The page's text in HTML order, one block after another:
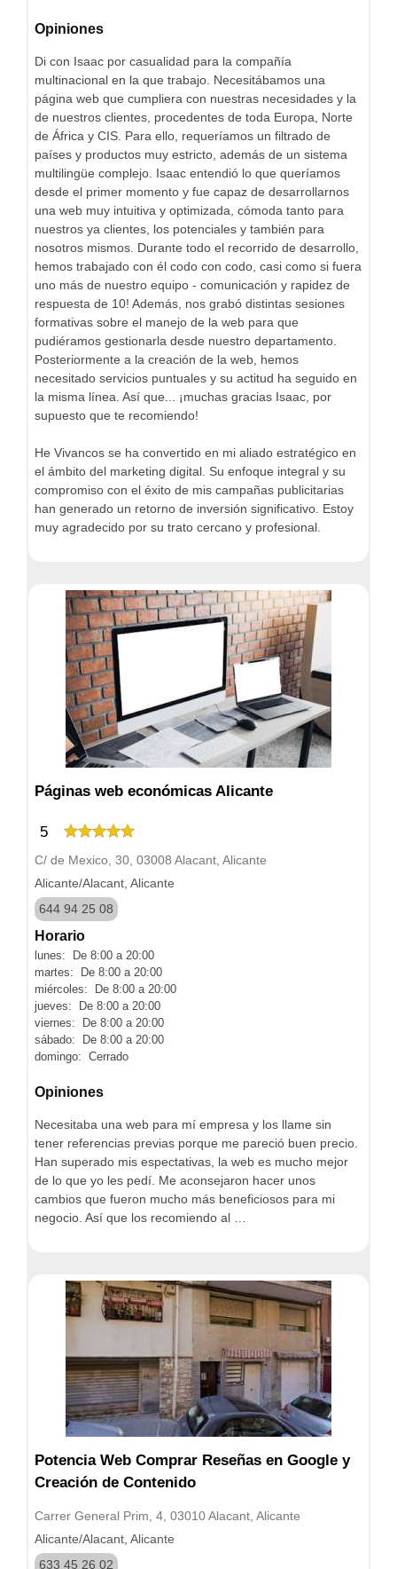
Opiniones
Di con Isaac por casualidad para la compañía
multinacional en la que trabajo. Necesitábamos una
página web que cumpliera con nuestras necesidades y la
de nuestros clientes, procedentes de toda Europa, Norte
de África y CIS. Para ello, requeríamos un filtrado de
países y productos muy estricto, además de un sistema
multilingüe complejo. Isaac entendió lo que queríamos
desde el primer momento y fue capaz de desarrollarnos
una web muy intuitiva y optimizada, cómoda tanto para
nuestros ya clientes, los potenciales y también para
nosotros mismos. Durante todo el recorrido de desarrollo,
hemos trabajado con él codo con codo, casi como si fuera
uno más de nuestro equipo - comunicación y rapidez de
respuesta de 10! Además, nos grabó distintas sesiones
formativas sobre el manejo de la web para que
pudiéramos gestionarla desde nuestro departamento.
Posteriormente a la creación de la web, hemos
necesitado servicios puntuales y su actitud ha seguido en
la misma línea. Así que... ¡muchas gracias Isaac, por
supuesto que te recomiendo!
He Vivancos se ha convertido en mi aliado estratégico en
el ámbito del marketing digital. Su enfoque integral y su
compromiso con el éxito de mis campañas publicitarias
han generado un retorno de inversión significativo. Estoy
muy agradecido por su trato cercano y profesional.
Páginas web económicas Alicante
5
C/ de Mexico, 30, 03008 Alacant, Alicante
Alicante/Alacant, Alicante
644 94 25 08
Horario
lunes: De 8:00 a 20:00
martes: De 8:00 a 20:00
miércoles: De 8:00 a 20:00
jueves: De 8:00 a 20:00
viernes: De 8:00 a 20:00
sábado: De 8:00 a 20:00
domingo: Cerrado
Opiniones
Necesitaba una web para mí empresa y los llame sin
tener referencias previas porque me pareció buen precio.
Han superado mis espectativas, la web es mucho mejor
de lo que yo les pedí. Me aconsejaron hacer unos
cambios que fueron mucho más beneficiosos para mi
negocio. Así que los recomiendo al …
Potencia Web Comprar Reseñas en Google y
Creación de Contenido
Carrer General Prim, 4, 03010 Alacant, Alicante
Alicante/Alacant, Alicante
633 45 26 02